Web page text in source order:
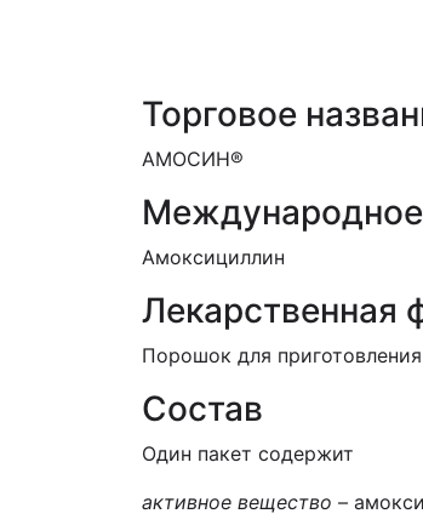
Торговое
АМОСИН®
Международное
Амоксициллин
Лекарственная
Порошок для
Состав
Один пакет содержит
активное вещество –